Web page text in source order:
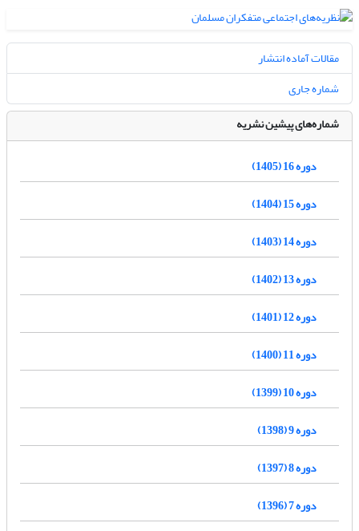
مقالات آماده انتشار
شماره جاری
شماره‌های پیشین نشریه
دوره 16 (1405)
دوره 15 (1404)
دوره 14 (1403)
دوره 13 (1402)
دوره 12 (1401)
دوره 11 (1400)
دوره 10 (1399)
دوره 9 (1398)
دوره 8 (1397)
دوره 7 (1396)